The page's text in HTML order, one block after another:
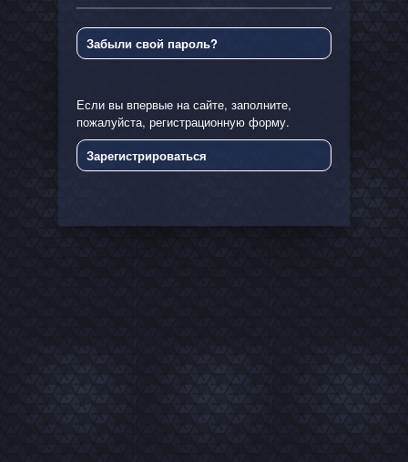
Забыли свой пароль?
Если вы впервые на сайте, заполните,
пожалуйста, регистрационную форму.
Зарегистрироваться